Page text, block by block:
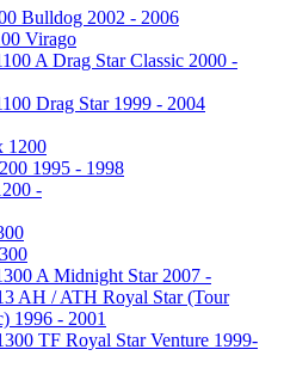
Bulldog 2002 - 2006
Virago
A Drag Star Classic 2000 -
Drag Star 1999 - 2004
1200
1995 - 1998
-
A Midnight Star 2007 -
AH / ATH Royal Star (Tour
1996 - 2001
TF Royal Star Venture 1999-